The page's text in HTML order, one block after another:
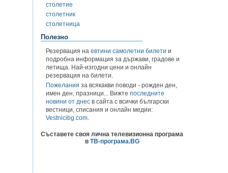
столетие
столетник
столетница
Полезно
Резервация на евтини самолетни билети и
подробна информация за държави, градове и
летища. Най-изгодни цени и онлайн
резервация на билети.
Пожелания за всякакви поводи - рожден ден,
имен ден, празници... Вижте последните
новини от днес в сайта с всички български
вестници, списания и онлайн медии:
Vestnicibg.com.
Съставете своя лична телевизионна програма
в ТВ-програма.BG